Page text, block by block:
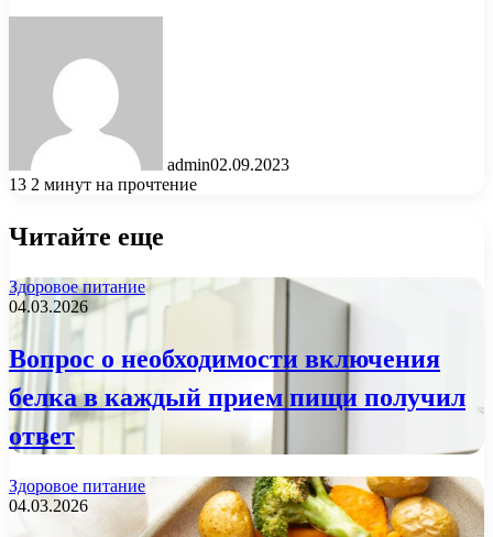
admin02.09.2023
13 2 минут на прочтение
Читайте еще
Здоровое питание
04.03.2026
Вопрос о необходимости включения
белка в каждый прием пищи получил
ответ
Здоровое питание
04.03.2026